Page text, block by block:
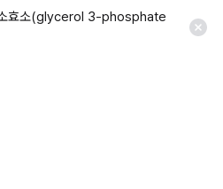
효소(glycerol 3-phosphate